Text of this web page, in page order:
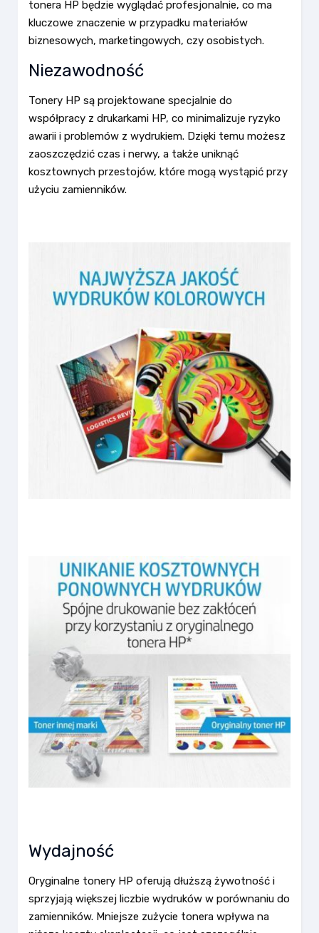
tonera HP będzie wyglądać profesjonalnie, co ma
kluczowe znaczenie w przypadku materiałów
biznesowych, marketingowych, czy osobistych.
Niezawodność
Tonery HP są projektowane specjalnie do
współpracy z drukarkami HP, co minimalizuje ryzyko
awarii i problemów z wydrukiem. Dzięki temu możesz
zaoszczędzić czas i nerwy, a także uniknąć
kosztownych przestojów, które mogą wystąpić przy
użyciu zamienników.
Wydajność
Oryginalne tonery HP oferują dłuższą żywotność i
sprzyjają większej liczbie wydruków w porównaniu do
zamienników. Mniejsze zużycie tonera wpływa na